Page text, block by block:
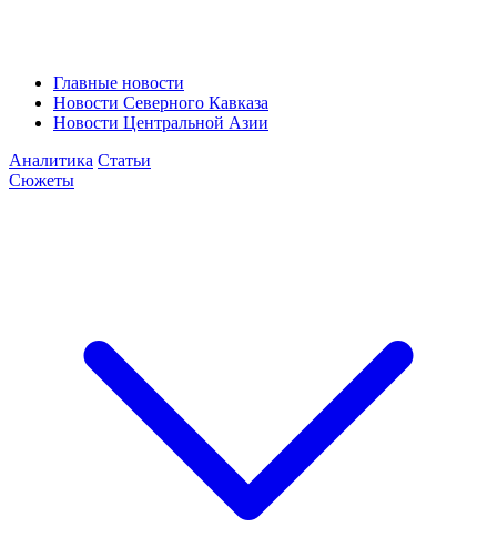
Главные новости
Новости Северного Кавказа
Новости Центральной Азии
Аналитика Статьи
Сюжеты